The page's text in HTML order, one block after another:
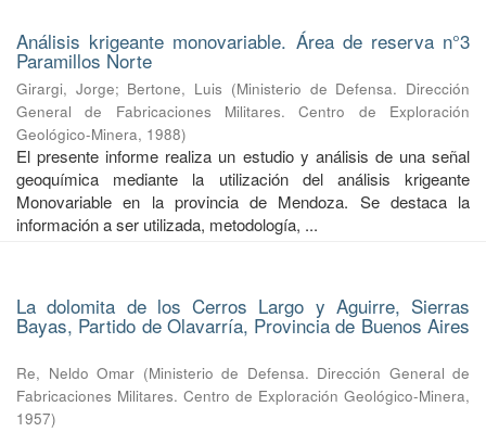
Análisis krigeante monovariable. Área de reserva n°3
Paramillos Norte
Girargi, Jorge; Bertone, Luis (Ministerio de Defensa. Dirección
General de Fabricaciones Militares. Centro de Exploración
Geológico-Minera, 1988)
El presente informe realiza un estudio y análisis de una señal
geoquímica mediante la utilización del análisis krigeante
Monovariable en la provincia de Mendoza. Se destaca la
información a ser utilizada, metodología, ...
La dolomita de los Cerros Largo y Aguirre, Sierras
Bayas, Partido de Olavarría, Provincia de Buenos Aires
Re, Neldo Omar (Ministerio de Defensa. Dirección General de
Fabricaciones Militares. Centro de Exploración Geológico-Minera,
1957)